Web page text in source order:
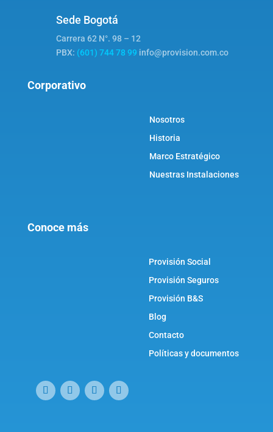
Sede Bogotá
Carrera 62 N°. 98 – 12
PBX: (601) 744 78 99 info@provision.com.co
Corporativo
Nosotros
Historia
Marco Estratégico
Nuestras Instalaciones
Conoce más
Provisión Social
Provisión Seguros
Provisión B&S
Blog
Contacto
Políticas y documentos